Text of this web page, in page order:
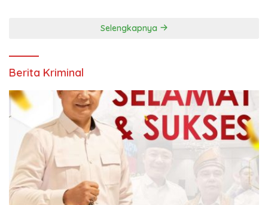
Selengkapnya
Berita Kriminal